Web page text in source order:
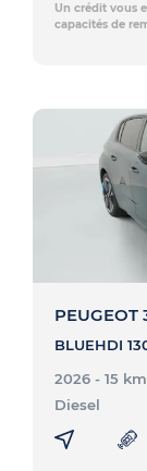
Un crédit vous
capacités de
2026 - 15 km
Diesel